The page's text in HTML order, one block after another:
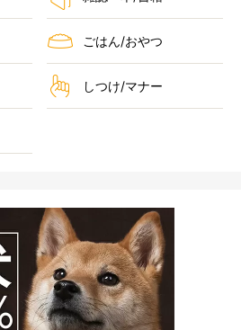
ごはん/おやつ
しつけ/マナー